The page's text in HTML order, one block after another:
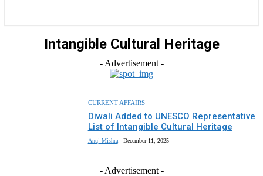
Intangible Cultural Heritage
- Advertisement -
CURRENT AFFAIRS
Diwali Added to UNESCO Representative
List of Intangible Cultural Heritage
Anuj Mishra - December 11, 2025
- Advertisement -